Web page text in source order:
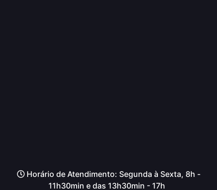
Horário de Atendimento: Segunda à Sexta, 8h -
11h30min e das 13h30min - 17h